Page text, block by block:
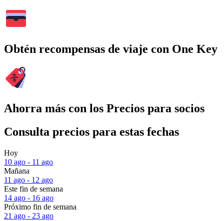
Obtén recompensas de viaje con One Key
Ahorra más con los Precios para socios
Consulta precios para estas fechas
Hoy
10 ago - 11 ago
Mañana
11 ago - 12 ago
Este fin de semana
14 ago - 16 ago
Próximo fin de semana
21 ago - 23 ago